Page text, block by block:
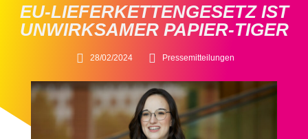
EU-LIEFERKETTENGESETZ IST
UNWIRKSAMER PAPIER-TIGER
28/02/2024 Pressemitteilungen